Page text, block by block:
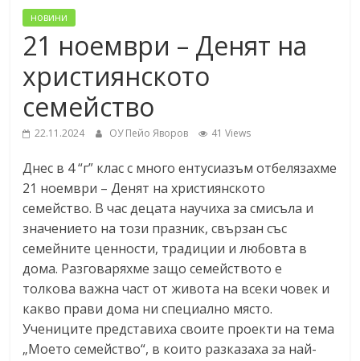
новини
21 ноември – Денят на
християнското
семейство
22.11.2024 ОУ Пейо Яворов 41 Views
Днес в 4 “г” клас с много ентусиазъм отбелязахме
21 ноември – Денят на християнското
семейство. В час децата научиха за смисъла и
значението на този празник, свързан със
семейните ценности, традиции и любовта в
дома. Разговаряхме защо семейството е
толкова важна част от живота на всеки човек и
какво прави дома ни специално място.
Учениците представиха своите проекти на тема
„Моето семейство“, в които разказаха за най-